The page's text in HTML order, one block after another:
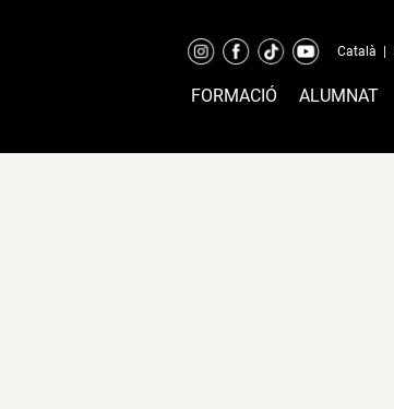
Català
FORMACIÓ ALUMNAT